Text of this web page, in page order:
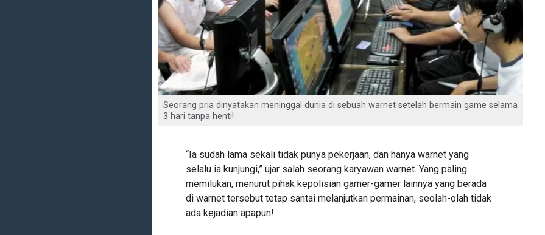
Seorang pria dinyatakan meninggal dunia di sebuah warnet setelah bermain game selama
3 hari tanpa henti!
“Ia sudah lama sekali tidak punya pekerjaan, dan hanya warnet yang
selalu ia kunjungi,” ujar salah seorang karyawan warnet. Yang paling
memilukan, menurut pihak kepolisian gamer-gamer lainnya yang berada
di warnet tersebut tetap santai melanjutkan permainan, seolah-olah tidak
ada kejadian apapun!